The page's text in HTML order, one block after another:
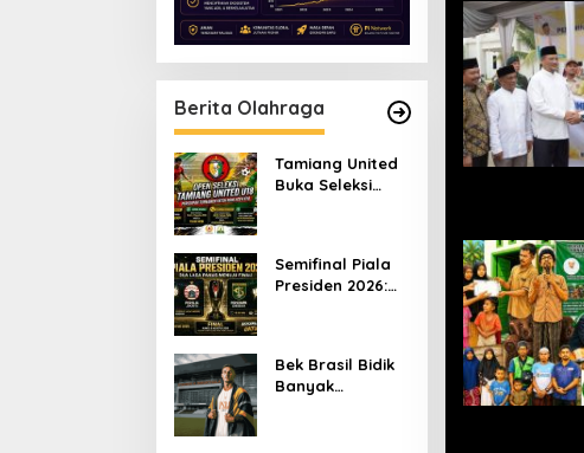
Berita Olahraga
Tamiang United
Buka Seleksi
2026
Semifinal Piala
Presiden 2026:
Tantang Arema
Bek Brasil Bidik
Banyak